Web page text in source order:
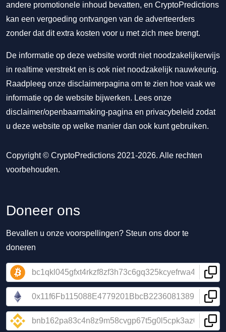
andere promotionele inhoud bevatten, en CryptoPredictions
kan een vergoeding ontvangen van de adverteerders
zonder dat dit extra kosten voor u met zich mee brengt.
De informatie op deze website wordt niet noodzakelijkerwijs
in realtime verstrekt en is ook niet noodzakelijk nauwkeurig.
Raadpleeg onze disclaimerpagina om te zien hoe vaak we
informatie op de website bijwerken. Lees onze
disclaimer/openbaarmaking-pagina en privacybeleid zodat
u deze website op welke manier dan ook kunt gebruiken.
Copyright © CryptoPredictions 2021-2026. Alle rechten
voorbehouden.
Doneer ons
Bevallen u onze voorspellingen? Steun ons door te
doneren